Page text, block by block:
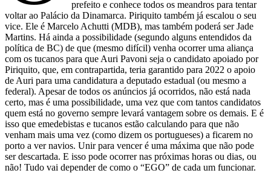
prefeito e conhece todos os meandros para tentar
voltar ao Palácio da Dinamarca. Piriquito também já escalou o seu
vice. Ele é Marcelo Achutti (MDB), mas também poderá ser Jade
Martins. Há ainda a possibilidade (segundo alguns entendidos da
política de BC) de que (mesmo difícil) venha ocorrer uma aliança
com os tucanos para que Auri Pavoni seja o candidato apoiado por
Piriquito, que, em contrapartida, teria garantido para 2022 o apoio
de Auri para uma candidatura a deputado estadual (ou mesmo a
federal). Apesar de todos os anúncios já ocorridos, não está nada
certo, mas é uma possibilidade, uma vez que com tantos candidatos
quem está no governo sempre levará vantagem sobre os demais. E é
isso que emedebistas e tucanos estão calculando para que não
venham mais uma vez (como dizem os portugueses) a ficarem no
porto a ver navios. Unir para vencer é uma máxima que não pode
ser descartada. E isso pode ocorrer nas próximas horas ou dias, ou
não! Tudo vai depender de como o “EGO” de cada um funcionar.